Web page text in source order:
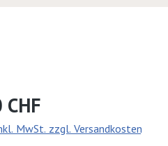
Preis:
MwSt. zzgl. Versandkosten